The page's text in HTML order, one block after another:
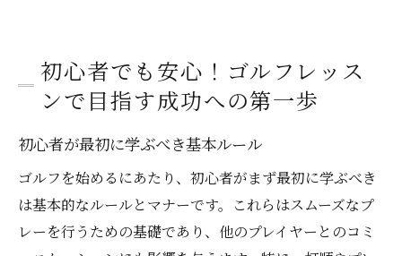
初心者でも安心！ゴルフレッス
ンで目指す成功への第一歩
初心者が最初に学ぶべき基本ルール
ゴルフを始めるにあたり、初心者がまず最初に学ぶべき
は基本的なルールとマナーです。これらはスムーズなプ
レーを行うための基礎であり、他のプレイヤーとのコミ